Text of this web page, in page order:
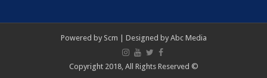
Powered by Scm | Designed by Abc Media
© Copyright 2018, All Rights Reserved